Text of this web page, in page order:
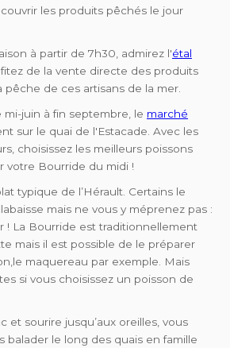
les produits pêchés le jour
à partir de 7h30, admirez l'étal
de la vente directe des produits
pêche de ces artisans de la mer.
mi-juin à fin septembre, le marché
sur le quai de l'Estacade. Avec les
choisissez les meilleurs poissons
votre Bourride du midi !
typique de l’Hérault. Certains le
mais ne vous y méprenez pas :
! La Bourride est traditionnellement
mais il est possible de le préparer
maquereau par exemple. Mais
si vous choisissez un poisson de
et sourire jusqu’aux oreilles, vous
balader le long des quais en famille